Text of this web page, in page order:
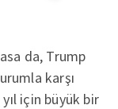
da, Trump
karşı
için büyük bir